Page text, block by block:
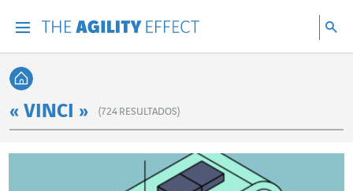
Voltar à página inicial
« VINCI » (724 RESULTADOS)